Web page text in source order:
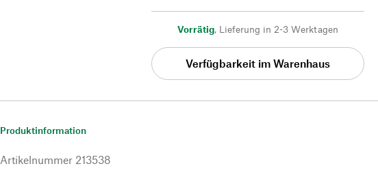
Vorrätig, Lieferung in 2-3 Werktagen
Verfügbarkeit im Warenhaus
Produktinformation
Artikelnummer 213538